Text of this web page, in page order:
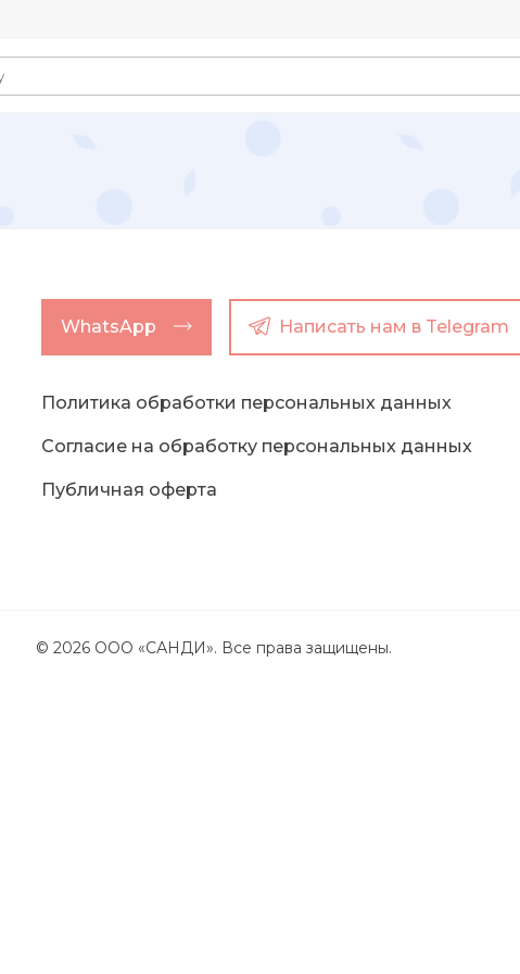
WhatsApp Написать нам в Telegram
Политика обработки персональных данных
Согласие на обработку персональных данных
Публичная оферта
© 2026 ООО «САНДИ». Все права защищены.